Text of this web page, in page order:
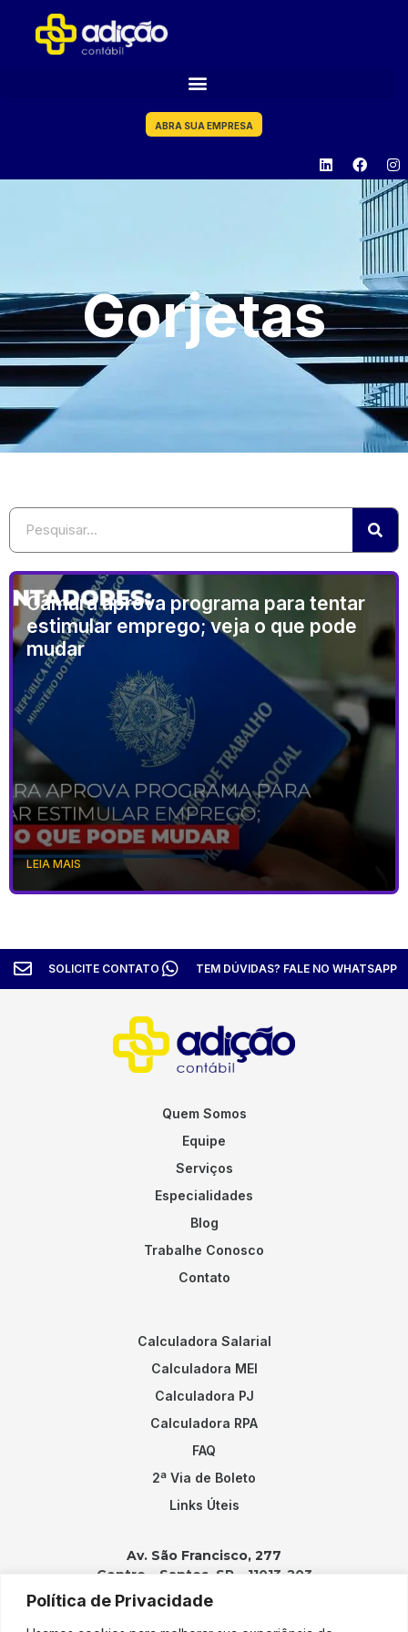
Política de Privacidade
ABRA SUA EMPRESA
Gorjetas
Câmara aprova programa para tentar
estimular emprego; veja o que pode
mudar
LEIA MAIS
SOLICITE CONTATO TEM DÚVIDAS? FALE NO WHATSAPP
Quem Somos
Equipe
Serviços
Especialidades
Blog
Trabalhe Conosco
Contato
Calculadora Salarial
Calculadora MEI
Calculadora PJ
Calculadora RPA
FAQ
2ª Via de Boleto
Links Úteis
Av. São Francisco, 277
Centro – Santos, SP – 11013-203
Contatos: